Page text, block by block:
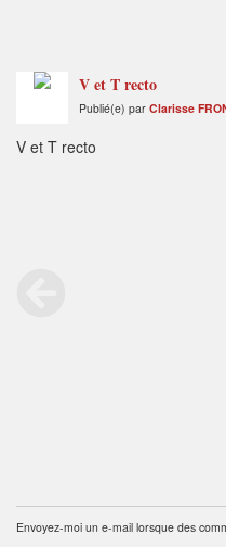
V et T recto
Publié(e) par Clarisse
V et T recto
Envoyez-moi un e-mail lorsque des